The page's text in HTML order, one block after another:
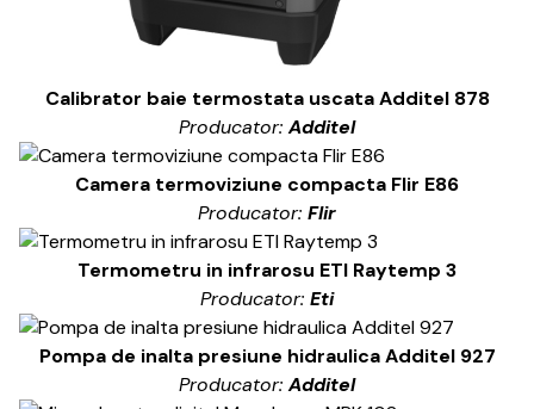
Calibrator baie termostata uscata Additel 878
Producator:Additel
Camera termoviziune compacta Flir E86
Producator: Flir
Termometru in infrarosu ETI Raytemp 3
Producator: Eti
Pompa de inalta presiune hidraulica Additel 927
Producator:Additel